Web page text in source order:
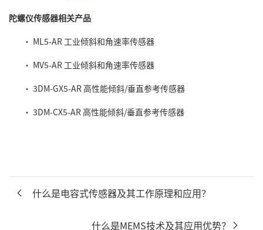
陀螺仪传感器相关产品
• ML5-AR 工业倾斜和角速率传感器
• MV5-AR 工业倾斜和角速率传感器
• 3DM-GX5-AR 高性能倾斜/垂直参考传感器
• 3DM-CX5-AR 高性能倾斜/垂直参考传感器
什么是电容式传感器及其工作原理和应用？
什么是MEMS技术及其应用优势？